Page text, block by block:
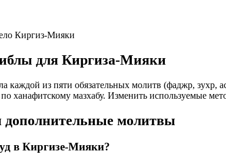
Киргиз-Мияки
для Киргиза-Мияки
каждой из пяти обязательных молитв (фаджр,
по ханафитскому мазхабу. Изменить используемые
молитвы
в Киргизе-Мияки?